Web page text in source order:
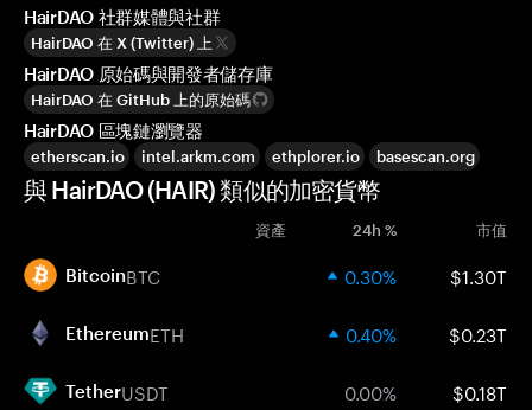
HairDAO 社群媒體與社群
HairDAO 在 X (Twitter) 上
HairDAO 原始碼與開發者儲存庫
HairDAO 在 GitHub 上的原始碼
HairDAO 區塊鏈瀏覽器
etherscan.io intel.arkm.com ethplorer.io basescan.org
與 HairDAO (HAIR) 類似的加密貨幣
資產 24h % 市值
BitcoinBTC 0.30% $1.30T
EthereumETH 0.40% $0.23T
TetherUSDT 0.00% $0.18T